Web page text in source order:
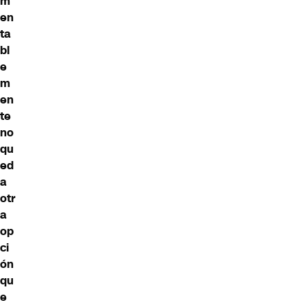
en
ta
bl
e
m
en
te
no
qu
ed
a
otr
a
op
ci
ón
qu
e